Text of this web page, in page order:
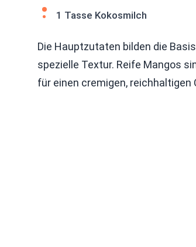
1 Tasse Kokosmilch
Die Hauptzutaten bilden die
spezielle Textur. Reife Mangos
für einen cremigen, reichhaltigen